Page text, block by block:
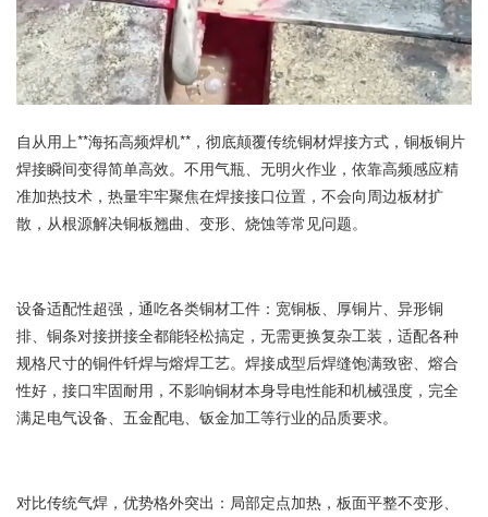
自从用上**海拓高频焊机**，彻底颠覆传统铜材焊接方式，铜板铜片
焊接瞬间变得简单高效。不用气瓶、无明火作业，依靠高频感应精
准加热技术，热量牢牢聚焦在焊接接口位置，不会向周边板材扩
散，从根源解决铜板翘曲、变形、烧蚀等常见问题。
设备适配性超强，通吃各类铜材工件：宽铜板、厚铜片、异形铜
排、铜条对接拼接全都能轻松搞定，无需更换复杂工装，适配各种
规格尺寸的铜件钎焊与熔焊工艺。焊接成型后焊缝饱满致密、熔合
性好，接口牢固耐用，不影响铜材本身导电性能和机械强度，完全
满足电气设备、五金配电、钣金加工等行业的品质要求。
对比传统气焊，优势格外突出：局部定点加热，板面平整不变形、